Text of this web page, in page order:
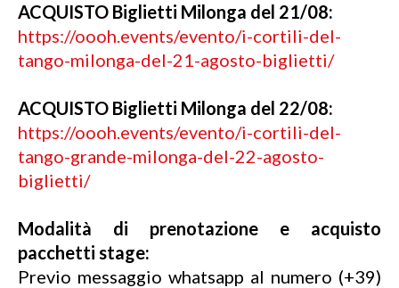
ACQUISTO Biglietti Milonga del 21/08:
https://oooh.events/evento/i-cortili-del-
tango-milonga-del-21-agosto-biglietti/
ACQUISTO Biglietti Milonga del 22/08:
https://oooh.events/evento/i-cortili-del-
tango-grande-milonga-del-22-agosto-
biglietti/
Modalità di prenotazione e acquisto
pacchetti stage:
Previo messaggio whatsapp al numero (+39)